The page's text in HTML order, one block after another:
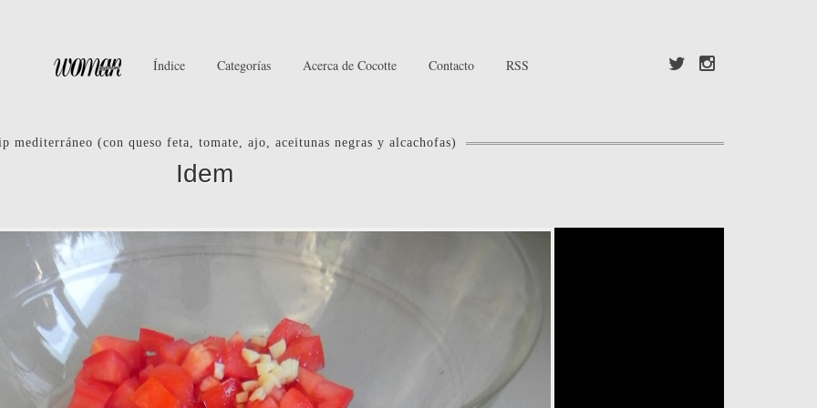
Índice Categorías Acerca de Cocotte Contacto RSS
mediterráneo (con queso feta, tomate, ajo, aceitunas negras y alcachofas)
Idem